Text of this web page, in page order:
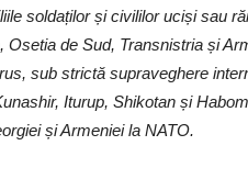
soldaților și civililor uciși sau
de Sud, Transnistria și
sub strictă supraveghere
Iturup, Shikotan și
și Armeniei la NATO.